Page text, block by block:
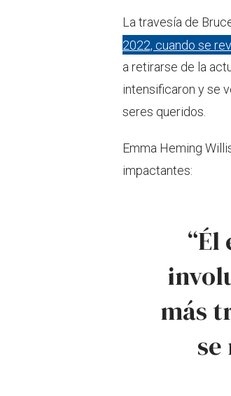
La travesía de
2022, cuando se
a retirarse de la
intensificaron y se
seres queridos.
Emma Heming
impactantes:
más